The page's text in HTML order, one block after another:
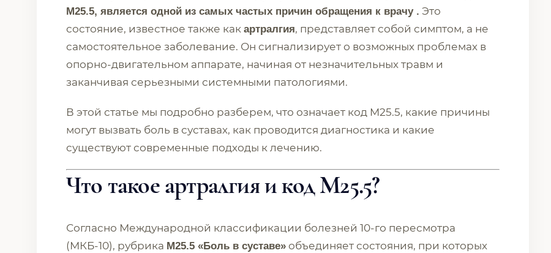
M25.5, является одной из самых частых причин обращения к врачу . Это
состояние, известное также как артралгия, представляет собой симптом, а не
самостоятельное заболевание. Он сигнализирует о возможных проблемах в
опорно-двигательном аппарате, начиная от незначительных травм и
заканчивая серьезными системными патологиями.
В этой статье мы подробно разберем, что означает код M25.5, какие причины
могут вызвать боль в суставах, как проводится диагностика и какие
существуют современные подходы к лечению.
Что такое артралгия и код M25.5?
Согласно Международной классификации болезней 10-го пересмотра
(МКБ-10), рубрика M25.5 «Боль в суставе» объединяет состояния, при которых